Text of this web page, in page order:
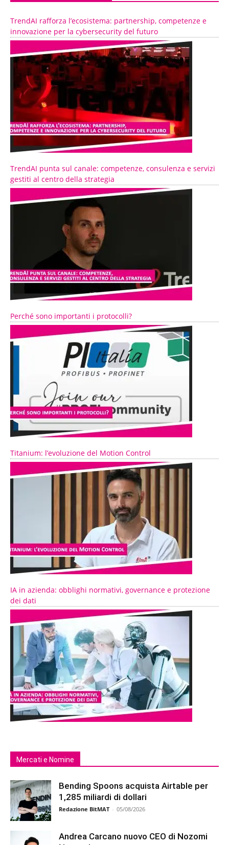
TrendAI rafforza l’ecosistema: partnership, competenze e
innovazione per la cybersecurity del futuro
TrendAI punta sul canale: competenze, consulenza e servizi
gestiti al centro della strategia
Perché sono importanti i protocolli?
Titanium: l’evoluzione del Motion Control
IA in azienda: obblighi normativi, governance e protezione
dei dati
Mercati e Nomine
Bending Spoons acquista Airtable per
1,285 miliardi di dollari
Redazione BitMAT - 05/08/2026
Andrea Carcano nuovo CEO di Nozomi